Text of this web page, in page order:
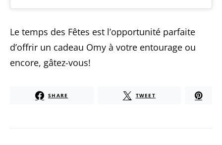
Le temps des Fêtes est l’opportunité parfaite
d’offrir un cadeau Omy à votre entourage ou
encore, gâtez-vous!
SHARE TWEET